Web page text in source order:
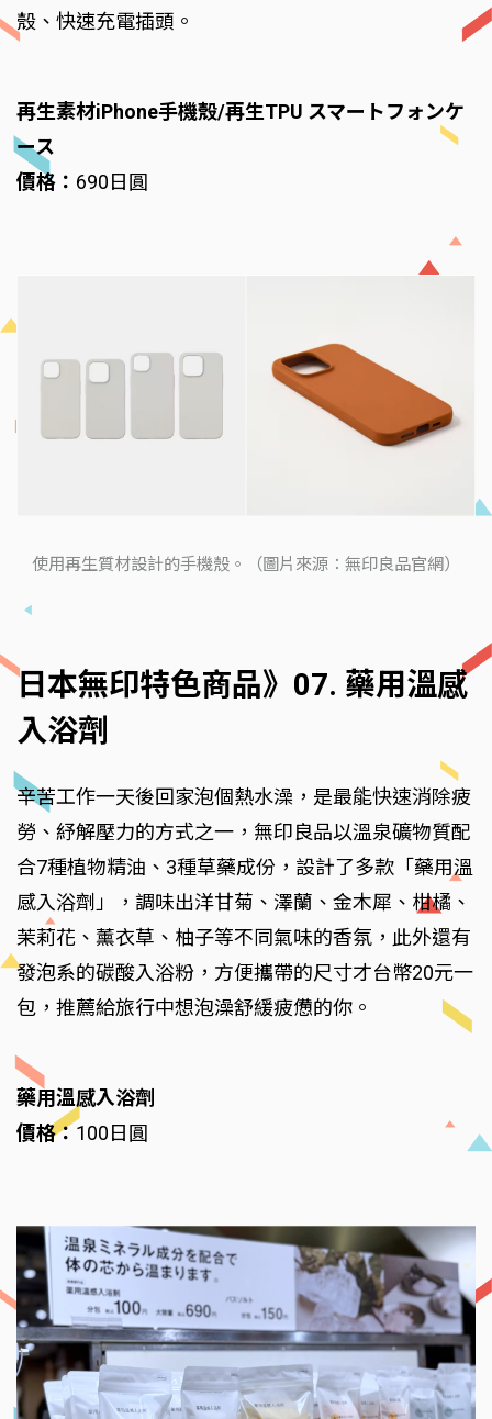
殼、快速充電插頭。
再生素材iPhone手機殼/再生TPU スマートフォンケ
ース
價格： 690日圓
使用再生質材設計的手機殼。（圖片來源：無印良品官網）
日本無印特色商品》07. 藥用溫感
入浴劑
辛苦工作一天後回家泡個熱水澡，是最能快速消除疲
勞、紓解壓力的方式之一，無印良品以溫泉礦物質配
合7種植物精油、3種草藥成份，設計了多款「藥用溫
感入浴劑」，調味出洋甘菊、澤蘭、金木犀、柑橘、
茉莉花、薰衣草、柚子等不同氣味的香氛，此外還有
發泡系的碳酸入浴粉，方便攜帶的尺寸才台幣20元一
包，推薦給旅行中想泡澡舒緩疲憊的你。
藥用溫感入浴劑
價格： 100日圓